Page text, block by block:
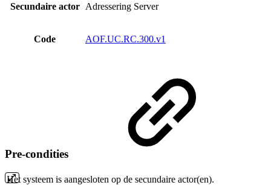
Secundaire actor Adressering Server
Code AOF.UC.RC.300.v1
Pre-condities
Het systeem is aangesloten op de secundaire actor(en).